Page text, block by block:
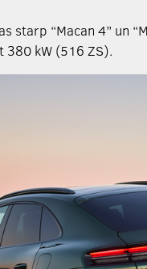
starp “Macan 4” un
380 kW (516 ZS).